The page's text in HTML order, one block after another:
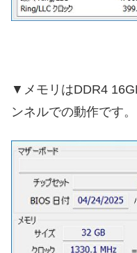
▼メモリはDDR4
ンネルでの動作です。